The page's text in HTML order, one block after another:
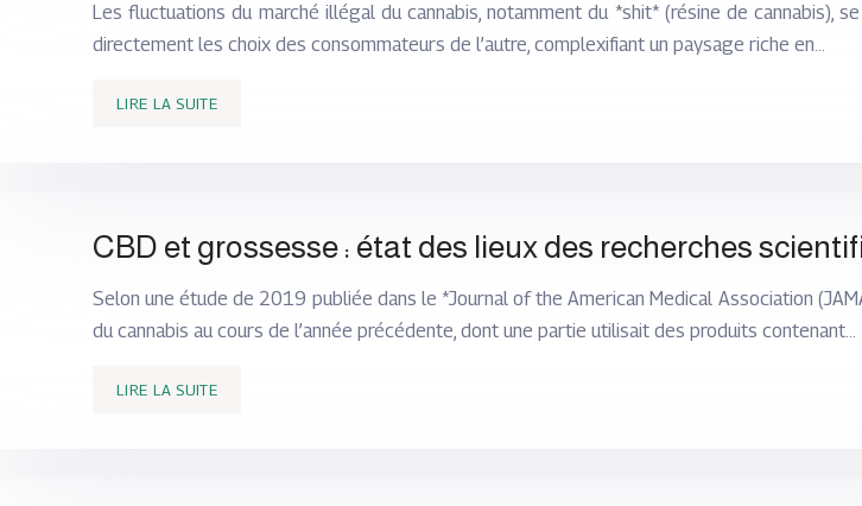
Les fluctuations du marché illégal du cannabis, notamment du *shit* (résine de cannabis),
directement les choix des consommateurs de l’autre, complexifiant un paysage riche en…
LIRE LA SUITE
CBD et grossesse : état des lieux des recherches
Selon une étude de 2019 publiée dans le *Journal of the American Medical Association
du cannabis au cours de l’année précédente, dont une partie utilisait des produits contenant…
LIRE LA SUITE